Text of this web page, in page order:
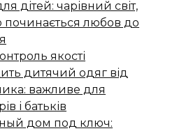
дітей: чарівний світ,
починається любов до
якості
дитячий одяг від
важливе для
і батьків
дом под ключ: